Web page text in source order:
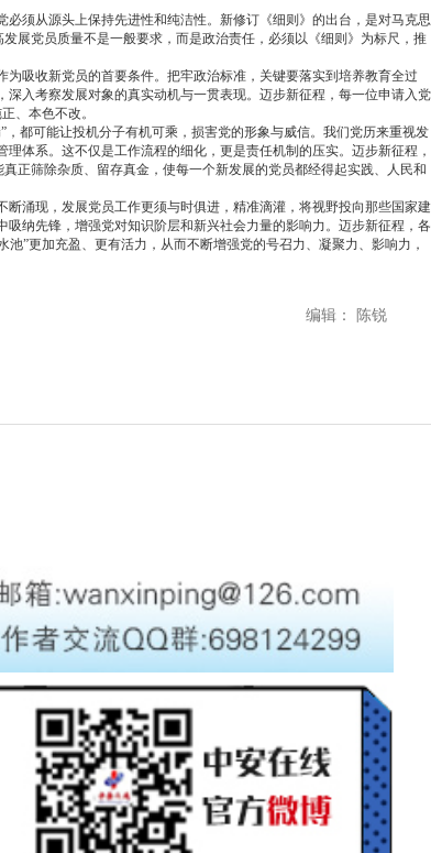
须从源头上保持先进性和纯洁性。新修订《细则》的出台，是对马克思
展党员质量不是一般要求，而是政治责任，必须以《细则》为标尺，推
吸收新党员的首要条件。把牢政治标准，关键要落实到培养教育全过
入考察发展对象的真实动机与一贯表现。迈步新征程，每一位申请入党
、本色不改。
都可能让投机分子有机可乘，损害党的形象与威信。我们党历来重视发
体系。这不仅是工作流程的细化，更是责任机制的压实。迈步新征程，
正筛除杂质、留存真金，使每一个新发展的党员都经得起实践、人民和
涌现，发展党员工作更须与时俱进，精准滴灌，将视野投向那些国家建
纳先锋，增强党对知识阶层和新兴社会力量的影响力。迈步新征程，各
”更加充盈、更有活力，从而不断增强党的号召力、凝聚力、影响力，
编辑： 陈锐